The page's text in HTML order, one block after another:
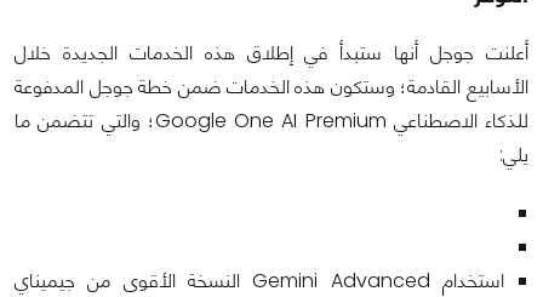
أعلنت جوجل أنها ستبدأ في إطلاق هذه الخدمات الجديدة خلال
الأسابيع القادمة؛ وستكون هذه الخدمات ضمن خطة جوجل المدفوعة
للذكاء الاصطناعي Google One AI Premium؛ والتي تتضمن ما
يلي:
استخدام Gemini Advanced النسخة الأقوى من جيميناي